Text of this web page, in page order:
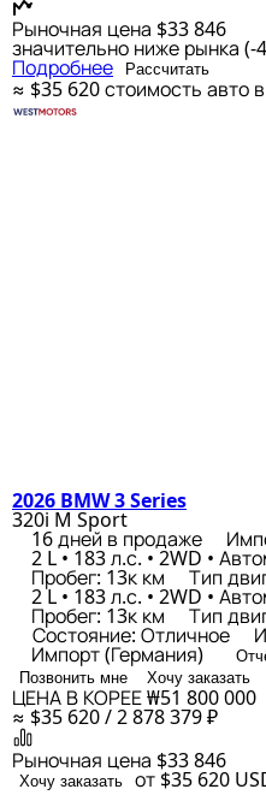
Рыночная цена $33 846
значительно ниже рынка (-
Подробнее Рассчитать
≈ $35 620стоимость авто
2026 BMW 3 Series
320i M Sport
16 дней в продаже
2 L • 183 л.с. • 2WD •
Пробег: 13к км Тип
2 L • 183 л.с. • 2WD •
Пробег: 13к км Тип
Состояние: Отличное
Импорт (Германия)
Позвонить мне
Хочу заказать
ЦЕНА В КОРЕЕ₩51 800 000
≈ $35 620 / 2 878 379 ₽
Рыночная цена $33 846
Хочу заказать от $35 620